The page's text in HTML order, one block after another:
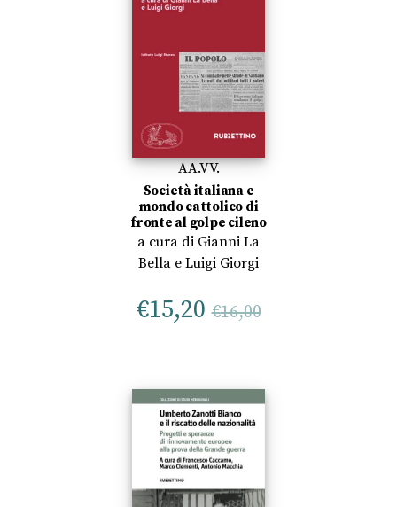
AA.VV.
Società italiana e
mondo cattolico di
fronte al golpe cileno
a cura di Gianni La
Bella e Luigi Giorgi
€15,20 €16,00